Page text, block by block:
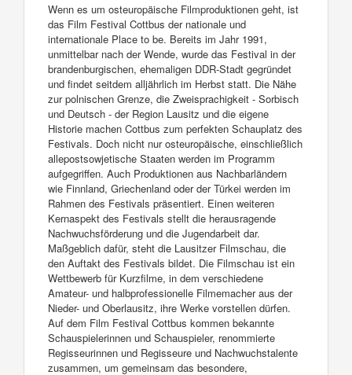
Wenn es um osteuropäische Filmproduktionen geht, ist
das Film Festival Cottbus der nationale und
internationale Place to be. Bereits im Jahr 1991,
unmittelbar nach der Wende, wurde das Festival in der
brandenburgischen, ehemaligen DDR-Stadt gegründet
und findet seitdem alljährlich im Herbst statt. Die Nähe
zur polnischen Grenze, die Zweisprachigkeit - Sorbisch
und Deutsch - der Region Lausitz und die eigene
Historie machen Cottbus zum perfekten Schauplatz des
Festivals. Doch nicht nur osteuropäische, einschließlich
allepostsowjetische Staaten werden im Programm
aufgegriffen. Auch Produktionen aus Nachbarländern
wie Finnland, Griechenland oder der Türkei werden im
Rahmen des Festivals präsentiert. Einen weiteren
Kernaspekt des Festivals stellt die herausragende
Nachwuchsförderung und die Jugendarbeit dar.
Maßgeblich dafür, steht die Lausitzer Filmschau, die
den Auftakt des Festivals bildet. Die Filmschau ist ein
Wettbewerb für Kurzfilme, in dem verschiedene
Amateur- und halbprofessionelle Filmemacher aus der
Nieder- und Oberlausitz, ihre Werke vorstellen dürfen.
Auf dem Film Festival Cottbus kommen bekannte
Schauspielerinnen und Schauspieler, renommierte
Regisseurinnen und Regisseure und Nachwuchstalente
zusammen, um gemeinsam das besondere,